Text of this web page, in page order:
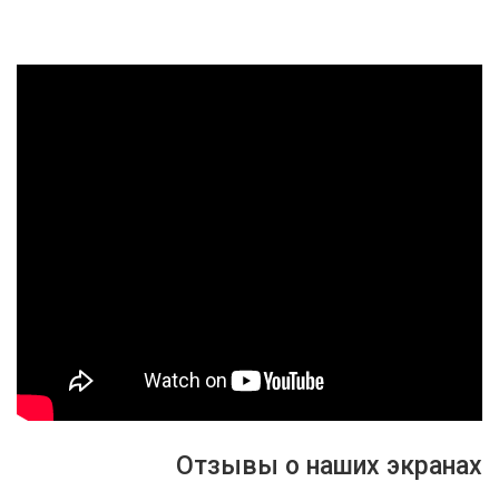
Отзывы о наших экранах